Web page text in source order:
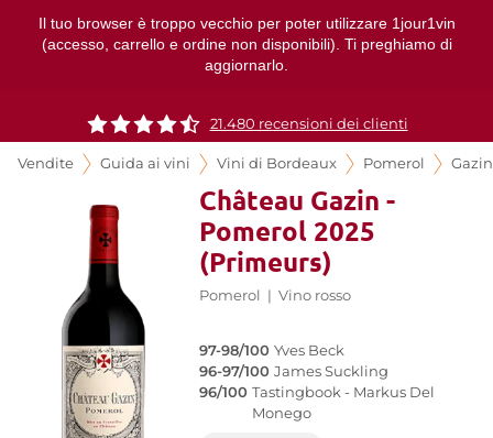
Il tuo browser è troppo vecchio per poter utilizzare 1jour1vin
(accesso, carrello e ordine non disponibili). Ti preghiamo di
aggiornarlo.
21.480 recensioni dei clienti
Vendite Guida ai vini Vini di Bordeaux Pomerol Gazin
Château Gazin -
Pomerol 2025
(Primeurs)
Pomerol | Vino rosso
97-98/100 Yves Beck
96-97/100 James Suckling
96/100 Tastingbook - Markus Del
Monego